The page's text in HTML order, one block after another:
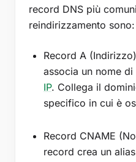
record DNS più
reindirizzamento sono:
Record A
associa un nome
IP. Collega il
specifico in cui è
Record CNAME
record crea un